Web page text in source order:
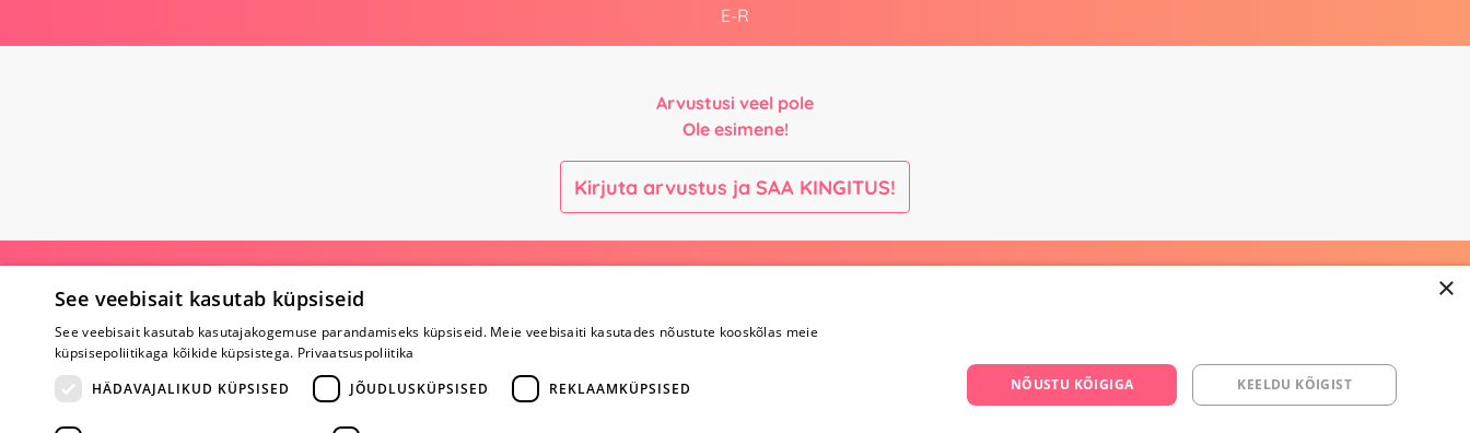
E-R
Arvustusi veel pole
Ole esimene!
Kirjuta arvustus ja SAA KINGITUS!
Meist
Koostöö
Küsimused
Kauba tagastamine
×
See veebisait kasutab küpsiseid
See veebisait kasutab kasutajakogemuse parandamiseks küpsiseid. Meie veebisaiti kasutades nõustute kooskõlas meie
küpsisepoliitikaga kõikide küpsistega. Privaatsuspoliitika
HÄDAVAJALIKUD KÜPSISED
JÕUDLUSKÜPSISED REKLAAMKÜPSISED NÕUSTU KÕIGIGA KEELDU KÕIGIST